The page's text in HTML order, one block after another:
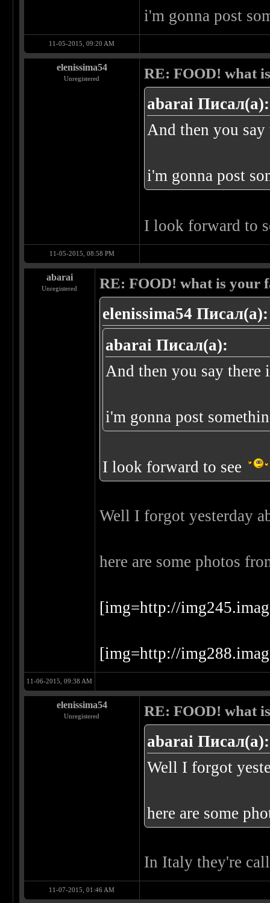
i'm gonna post
11-05-2015, 09:20 AM
elenissima54
Unregistered RE: FOOD! what
abarai Писал(а):
And then you say
i'm gonna post
I look forward to
11-05-2015, 08:58 PM
abarai
Unregistered RE: FOOD! what is your
elenissima54 Писал(а):
abarai Писал(а):
And then you say there
i'm gonna post
I look forward to see
Well I forgot yesterday
here are some photos
[img=http://
[img=http://
11-06-2015, 09:38 AM
elenissima54
Unregistered RE: FOOD! what
abarai Писал(а):
Well I forgot
here are some
In Italy they're
11-07-2015, 01:46 AM